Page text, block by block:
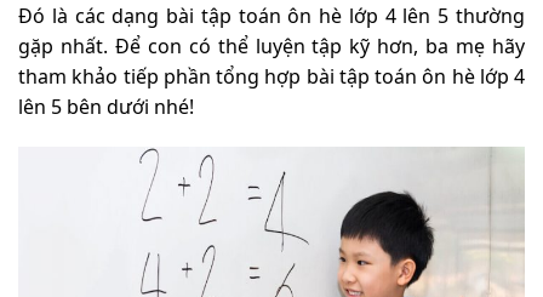
Đó là các dạng bài tập toán ôn hè lớp 4 lên 5 thường
gặp nhất. Để con có thể luyện tập kỹ hơn, ba mẹ hãy
tham khảo tiếp phần tổng hợp bài tập toán ôn hè lớp 4
lên 5 bên dưới nhé!